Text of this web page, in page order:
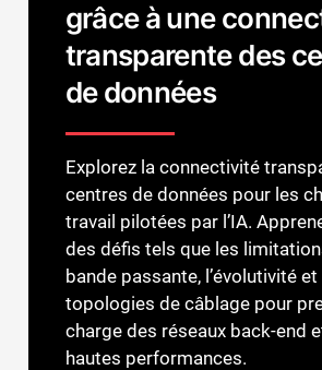
grâce à une
transparente des
de données
Explorez la connectivité
centres de données pour les
travail pilotées par l’IA.
des défis tels que les
bande passante, l’évolutivité et
topologies de câblage pour
charge des réseaux back-end
hautes performances.